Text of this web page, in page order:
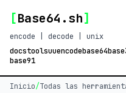
[Base64.sh]
encode | decode | unix
docstoolsuuencodebase64
base91
Inicio/Todas las